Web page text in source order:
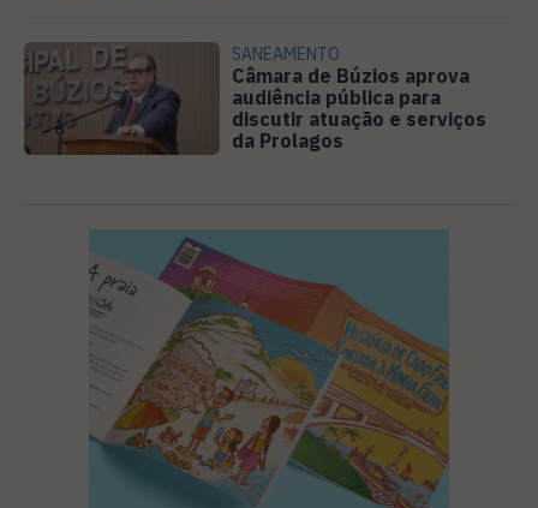
SANEAMENTO
Câmara de Búzios aprova
audiência pública para
discutir atuação e serviços
da Prolagos